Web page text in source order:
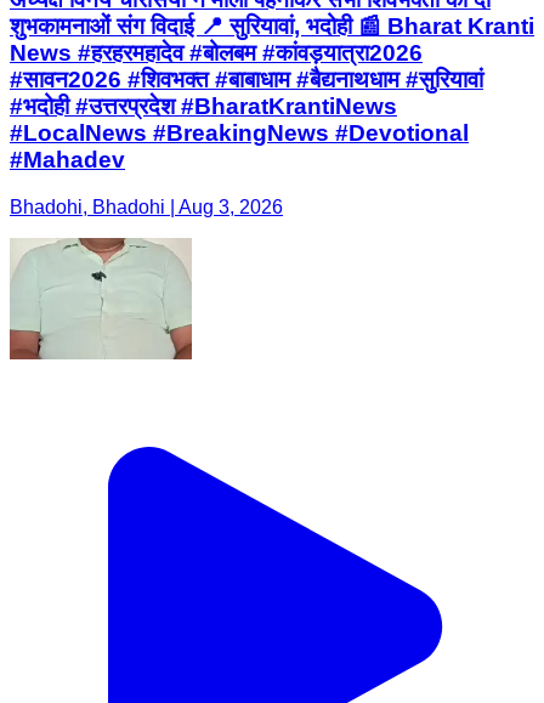
शुभकामनाओं संग विदाई 📍 सुरियावां, भदोही 📰 Bharat Kranti
News #हरहरमहादेव #बोलबम #कांवड़यात्रा2026
#सावन2026 #शिवभक्त #बाबाधाम #बैद्यनाथधाम #सुरियावां
#भदोही #उत्तरप्रदेश #BharatKrantiNews
#LocalNews #BreakingNews #Devotional
#Mahadev
Bhadohi, Bhadohi | Aug 3, 2026